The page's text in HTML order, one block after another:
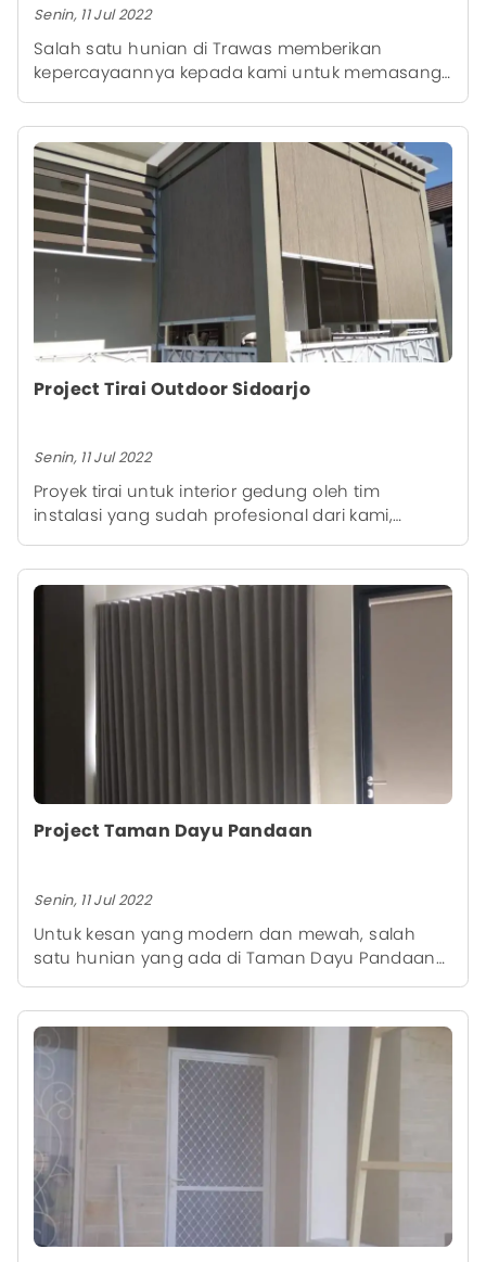
Senin, 11 Jul 2022
Salah satu hunian di Trawas memberikan
kepercayaannya kepada kami untuk memasang
kanopi di salah satu ruangannya.
Project Tirai Outdoor Sidoarjo
Senin, 11 Jul 2022
Proyek tirai untuk interior gedung oleh tim
instalasi yang sudah profesional dari kami,
Project Taman Dayu Pandaan
Senin, 11 Jul 2022
Untuk kesan yang modern dan mewah, salah
satu hunian yang ada di Taman Dayu Pandaan
mempercayakan keindahan interior hunian
mereka dengan produk berkualitas dari kami
yaitu Curtain Smart Track